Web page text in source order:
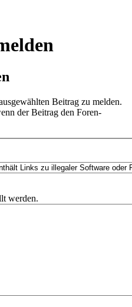
Beitrag zu melden.
der Beitrag den Foren-
werden.